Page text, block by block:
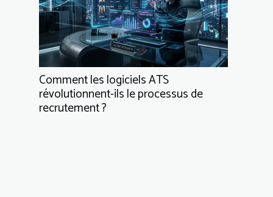
Comment les logiciels ATS
révolutionnent-ils le processus de
recrutement ?